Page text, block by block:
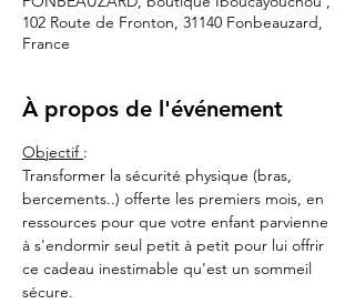
102 Route de Fronton, 31140 Fonbeauzard,
France
À propos de l'événement
Objectif :
Transformer la sécurité physique (bras,
bercements..) offerte les premiers mois, en
ressources pour que votre enfant parvienne
à s'endormir seul petit à petit pour lui offrir
ce cadeau inestimable qu'est un sommeil
sécure.